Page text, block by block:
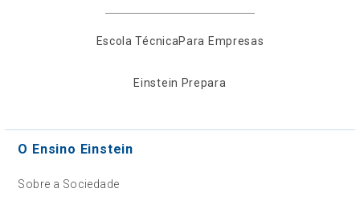
Escola TécnicaPara Empresas
Einstein Prepara
O Ensino Einstein
Sobre a Sociedade